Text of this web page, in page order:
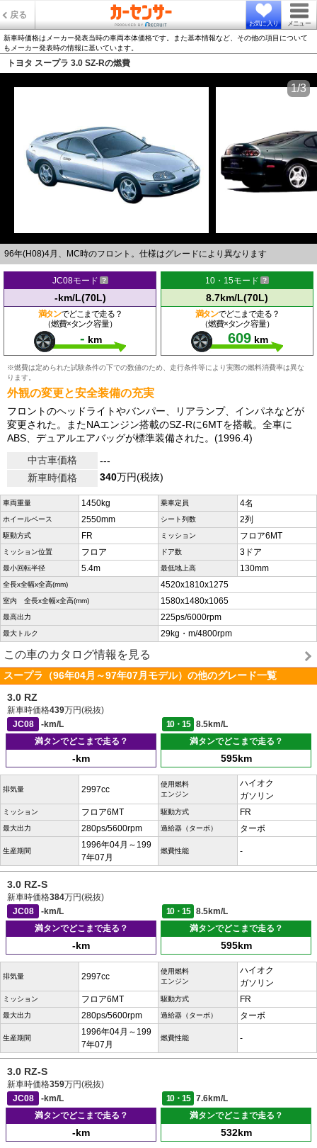
戻る
お気に入り メニュー
新車時価格はメーカー発表当時の車両本体価格です。また基本情報など、その他の項目について
もメーカー発表時の情報に基いています。
トヨタ スープラ 3.0 SZ-Rの燃費
96年(H08)4月、MC時のフロント。仕様はグレードにより異なります
1/3
JC08モード
-km/L(70L)
満タンでどこまで走る？
（燃費×タンク容量）
- km
10・15モード
8.7km/L(70L)
満タンでどこまで走る？
（燃費×タンク容量）
609 km
※燃費は定められた試験条件の下での数値のため、走行条件等により実際の燃料消費率は異な
ります。
外観の変更と安全装備の充実
フロントのヘッドライトやバンパー、リアランプ、インパネなどが
変更された。またNAエンジン搭載のSZ-Rに6MTを搭載。全車に
ABS、デュアルエアバッグが標準装備された。(1996.4)
中古車価格
---
新車時価格
340万円(税抜)
車両重量 1450kg 乗車定員 4名
ホイールベース 2550mm シート列数 2列
駆動方式 FR ミッション フロア6MT
ミッション位置 フロア ドア数 3ドア
最小回転半径 5.4m 最低地上高 130mm
全長x全幅x全高(mm) 4520x1810x1275
室内 全長x全幅x全高(mm) 1580x1480x1065
最高出力 225ps/6000rpm
最大トルク 29kg・m/4800rpm
この車のカタログ情報を見る
スープラ（96年04月～97年07月モデル）の他のグレード一覧
3.0 RZ
新車時価格439万円(税抜)
JC08
-km/L 10・15
8.5km/L
満タンでどこまで走る？
-km
満タンでどこまで走る？
595km
排気量 2997cc
使用燃料
エンジン
ハイオク
ガソリン
ミッション フロア6MT 駆動方式 FR
最大出力 280ps/5600rpm 過給器（ターボ） ターボ
生産期間
1996年04月～199
7年07月
燃費性能 -
3.0 RZ-S
新車時価格384万円(税抜)
JC08
-km/L 10・15
8.5km/L
満タンでどこまで走る？
-km
満タンでどこまで走る？
595km
排気量 2997cc
使用燃料
エンジン
ハイオク
ガソリン
ミッション フロア6MT 駆動方式 FR
最大出力 280ps/5600rpm 過給器（ターボ） ターボ
生産期間
1996年04月～199
7年07月
燃費性能 -
3.0 RZ-S
新車時価格359万円(税抜)
JC08
-km/L 10・15
7.6km/L
満タンでどこまで走る？
-km
満タンでどこまで走る？
532km